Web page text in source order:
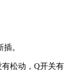
。
松动，Q开关有